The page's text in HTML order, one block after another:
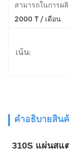
สามารถในการผ
2000 T / เดือน
เน้น:
คําอธิบายสิน
310S แผ่นสแ